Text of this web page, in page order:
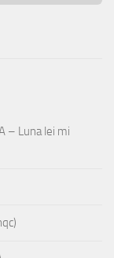
– Luna lei mi